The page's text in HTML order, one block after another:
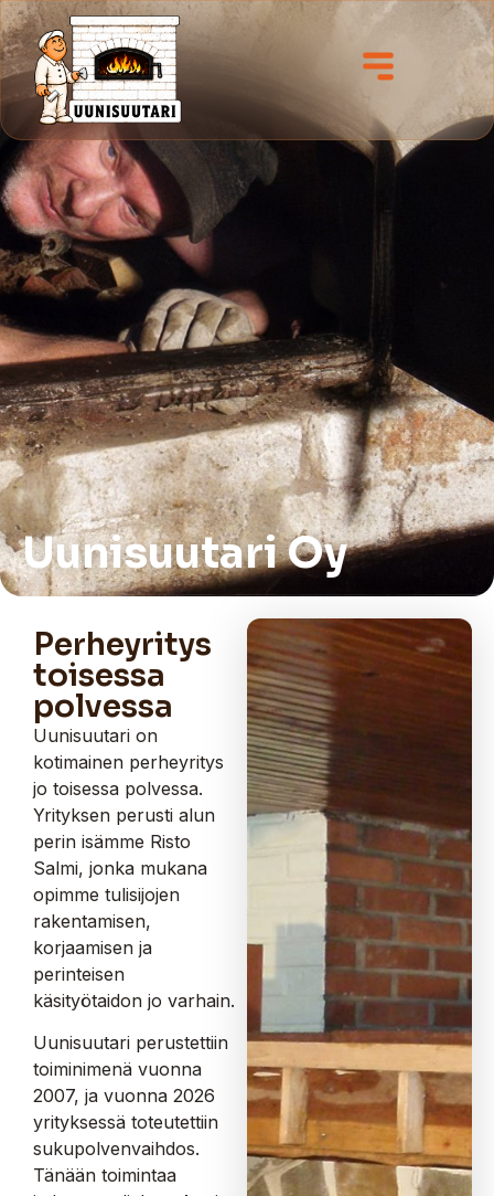
Uunisuutari Oy
Perheyritys
toisessa
polvessa
Uunisuutari on
kotimainen perheyritys
jo toisessa polvessa.
Yrityksen perusti alun
perin isämme Risto
Salmi, jonka mukana
opimme tulisijojen
rakentamisen,
korjaamisen ja
perinteisen
käsityötaidon jo varhain.
Uunisuutari perustettiin
toiminimenä vuonna
2007, ja vuonna 2026
yrityksessä toteutettiin
sukupolvenvaihdos.
Tänään toimintaa